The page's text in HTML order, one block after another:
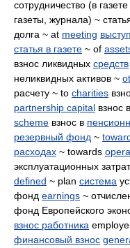
сотрудничество (в
газеты, журнала) ~
долга ~ at meeting
статья в газете ~ of
взнос ликвидных средств
неликвидных активов ~
расчету ~ to charities
partnership capital взнос в
scheme взнос в
резервный фонд ~
расходах ~ towards
эксплуатационных
defined ~ plan система
фонд earnings ~
фонд Европейского
взнос работника
финансовый взнос